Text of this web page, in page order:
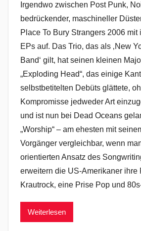
Irgendwo zwischen Post Punk,
bedrückender, maschineller
Place To Bury Strangers 2006 mit
EPs auf. Das Trio, das als ‚New
Band‘ gilt, hat seinen kleinen
„Exploding Head“, das einige
selbstbetitelten Debüts glättete,
Kompromisse jedweder Art
und ist nun bei Dead Oceans
„Worship“ – am ehesten mit
Vorgänger vergleichbar, wenn
orientierten Ansatz des
erweitern die US-Amerikaner ihre
Krautrock, eine Prise Pop und
Weiterlesen